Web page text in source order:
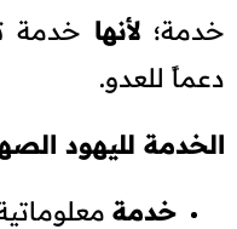
خدمة؛ لأنهاخدمة
دعماً للعدو.
الخدمة لليهود
خدمة